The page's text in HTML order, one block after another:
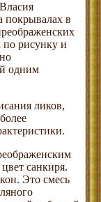
покрывалах в
по рисунку и
одним
ликов,
санкиря.
Это смесь